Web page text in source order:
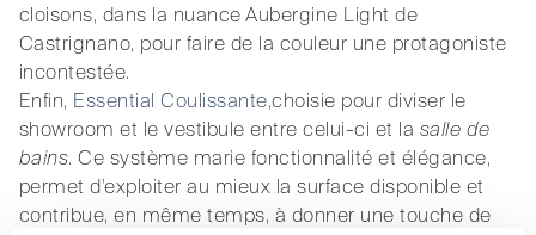
cloisons, dans la nuance Aubergine Light de
Castrignano, pour faire de la couleur une protagoniste
incontestée.
Enfin, Essential Coulissante,choisie pour diviser le
showroom et le vestibule entre celui-ci et la salle de
bains. Ce système marie fonctionnalité et élégance,
permet d’exploiter au mieux la surface disponible et
contribue, en même temps, à donner une touche de